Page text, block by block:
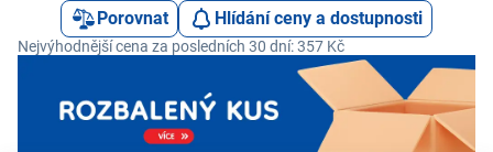
Porovnat Hlídání ceny a dostupnosti
Nejvýhodnější cena za posledních 30 dní: 357 Kč